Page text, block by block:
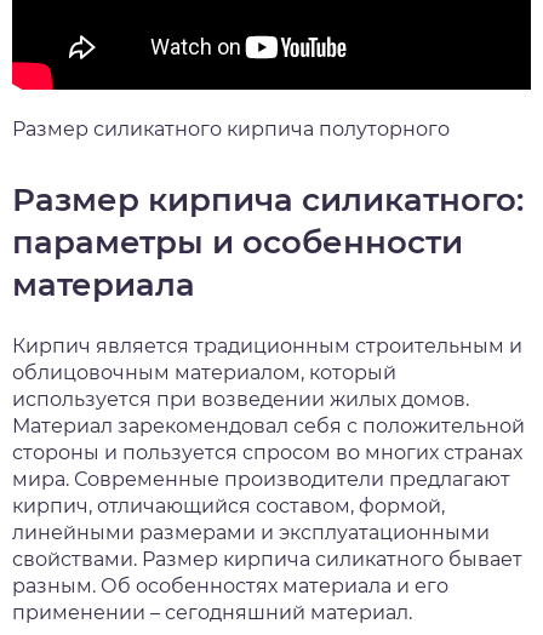
Размер силикатного кирпича полуторного
Размер кирпича силикатного:
параметры и особенности
материала
Кирпич является традиционным строительным и
облицовочным материалом, который
используется при возведении жилых домов.
Материал зарекомендовал себя с положительной
стороны и пользуется спросом во многих странах
мира. Современные производители предлагают
кирпич, отличающийся составом, формой,
линейными размерами и эксплуатационными
свойствами. Размер кирпича силикатного бывает
разным. Об особенностях материала и его
применении – сегодняшний материал.